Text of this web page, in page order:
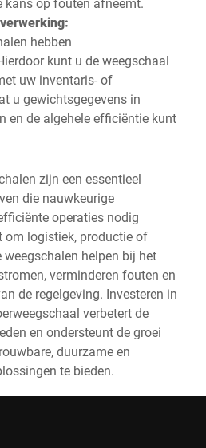
hebben
kunt u de weegschaal
uw inventaris- of
u gewichtsgegevens in
en de algehele efficiëntie kunt
zijn een essentieel
die nauwkeurige
operaties nodig
om logistiek, productie of
helpen bij het
verminderen fouten en
de regelgeving. Investeren in
verbetert de
en ondersteunt de groei
duurzame en
te bieden.